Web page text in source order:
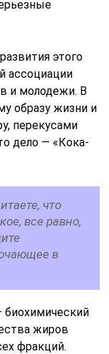
этого
ассоциации
и молодежи. В
образу жизни и
перекусами
дело — «Кока-
что
все равно,
в
биохимический
жиров
фракций.